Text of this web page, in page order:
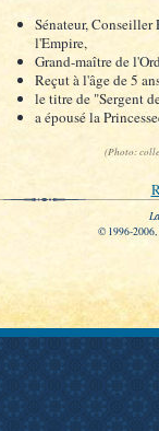
Sénateur,
l'Empire,
Grand-maître de
Reçut à l'âge de 5
le titre de "Sergent
a épousé la
(Photo:
© 1996-2006,